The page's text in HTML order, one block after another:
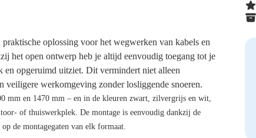
praktische oplossing voor het wegwerken van kabels en
het open ontwerp heb je altijd eenvoudig toegang tot je
opgeruimd uitziet. Dit vermindert niet alleen
veiligere werkomgeving zonder losliggende snoeren.
mm en 1470 mm – en in de kleuren zwart, zilvergrijs en wit,
of thuiswerkplek. De montage is eenvoudig dankzij de
de montagegaten van elk formaat.